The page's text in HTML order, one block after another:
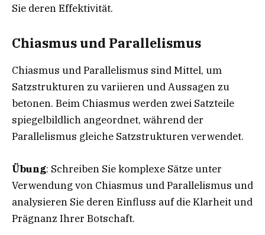
Sie deren Effektivität.
Chiasmus und Parallelismus
Chiasmus und Parallelismus sind Mittel, um
Satzstrukturen zu variieren und Aussagen zu
betonen. Beim Chiasmus werden zwei Satzteile
spiegelbildlich angeordnet, während der
Parallelismus gleiche Satzstrukturen verwendet.
Übung: Schreiben Sie komplexe Sätze unter
Verwendung von Chiasmus und Parallelismus und
analysieren Sie deren Einfluss auf die Klarheit und
Prägnanz Ihrer Botschaft.